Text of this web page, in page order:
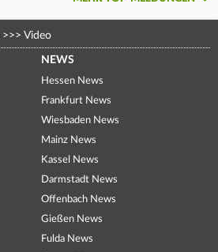
>>> Video
NEWS
Hessen News
Frankfurt News
Wiesbaden News
Mainz News
Kassel News
Darmstadt News
Offenbach News
Gießen News
Fulda News